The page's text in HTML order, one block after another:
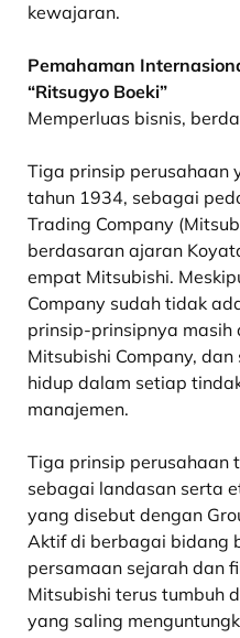
kewajaran.
Pemahaman
“Ritsugyo Boeki”
Memperluas bisnis,
Tiga prinsip perusahaan
tahun 1934, sebagai
Trading Company
berdasaran ajaran
empat Mitsubishi.
Company sudah tidak
prinsip-prinsipnya masih
Mitsubishi Company,
hidup dalam setiap
manajemen.
Tiga prinsip perusahaan
sebagai landasan serta
yang disebut dengan
Aktif di berbagai bidang
persamaan sejarah dan
Mitsubishi terus tumbuh
yang saling